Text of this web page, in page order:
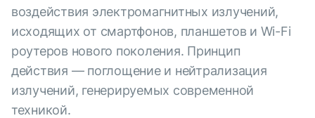
воздействия электромагнитных излучений,
исходящих от смартфонов, планшетов и Wi-Fi
роутеров нового поколения. Принцип
действия — поглощение и нейтрализация
излучений, генерируемых современной
техникой.